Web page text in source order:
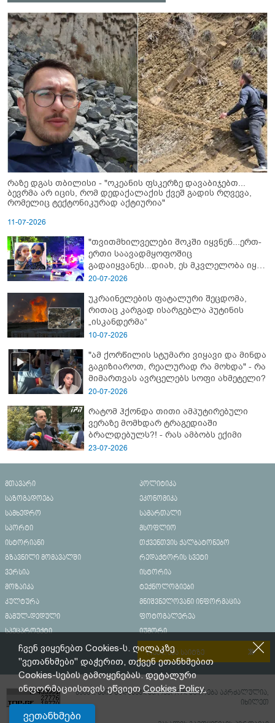
რაზე დგას თბილისი - "ოკეანის ფსკერზე დავაბიჯებთ...
ბევრმა არ იცის, რომ დედაქალაქის ქვეშ გადის რღვევა,
რომელიც ტექტონიკურად აქტიურია"
11-07-2026
"თვითმხილველები შოკში იყვნენ...ერთ-
ერთი საავადმყოფოშიც
გადაიყვანეს...დიახ, ეს მკვლელობა იყო"
- გორში დატრიალებული ტრაგედიის
20-07-2026
უკრაინელების ფატალური შეცდომა,
რითაც კარგად ისარგებლა პუტინის
„ისკანდერმა“
10-07-2026
"ამ ქორწილის სტუმარი ვიყავი და მინდა
გაგიზიაროთ, რეალურად რა მოხდა" - რა
მიმართვას ავრცელებს სოფი ახმეტელი?
20-07-2026
რატომ ჰქონდა თითი ამპუტირებული
ვერაზე მომხდარ ტრაგედიაში
ბრალდებულს?! - რას ამბობს ექიმი
23-07-2026
მთავარი
პოლიტიკა
საზოგადოება
ეკონომიკა
სამხედრო
სამართალი
სპორტი
მსოფლიო
ისტორიანი
თქვენთვის ქალბატონებო
გზავნილი მომავალში
რედაქტორის სვეტი
ვერსია
ისტორია
მოზაიკა
ტექნოლოგიები
კულტურა
მნიშვნელოვანი ინფორმაცია
მამულ-დედული
ფოტოგალერეა
სპეცპროექტი
იუმორი
რეკლამა საიტზე
მასალების გადაბეჭდვა/რეპროდუცირება აკრძალულია,
იხილეთ
ჩვენ ვიყენებთ Cookies-ს. ღილაკზე
"ვეთანხმები" დაჭერით, თქვენ ეთანხმებით
Cookies-სების გამოყენებას. დეტალური
ინფორმაციისთვის ეწვიეთCookies Policy.
ვეთანხმები